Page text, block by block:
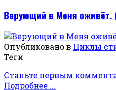
Верующий в Меня оживёт.
Опубликовано в Циклы
Теги
Станьте первым
Подробнее ...